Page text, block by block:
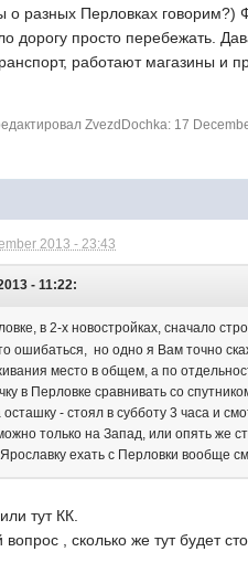
разных Перловках говорим?)
дорогу просто перебежать.
работают магазины и
ZvezdDochka: 17
2013 - 23:43
- 11:22:
в 2-х новостройках, сначало
ошибаться, но одно я Вам точно
место в общем, а по
в Перловке сравнивать со
- стоял в субботу 3 часа и
только на Запад, или опять же
ехать с Перловки вообще
тут КК.
, сколько же тут будет